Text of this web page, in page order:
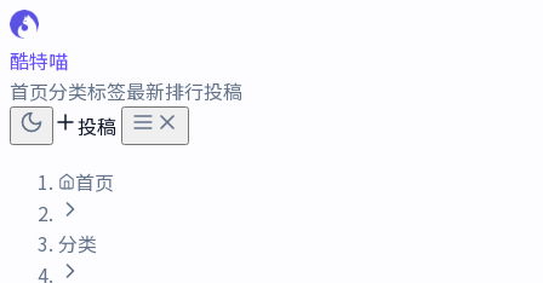
酷特喵
首页分类标签最新排行投稿
投稿
首页
分类